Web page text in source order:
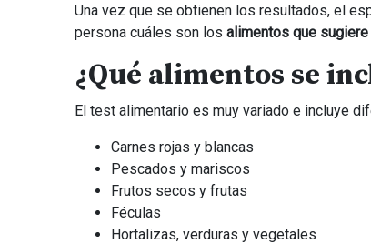
Una vez que se obtienen los resultados, el
persona cuáles son los alimentos que
¿Qué alimentos se
El test alimentario es muy variado e incluye
Carnes rojas y blancas
Pescados y mariscos
Frutos secos y frutas
Féculas
Hortalizas, verduras y vegetales